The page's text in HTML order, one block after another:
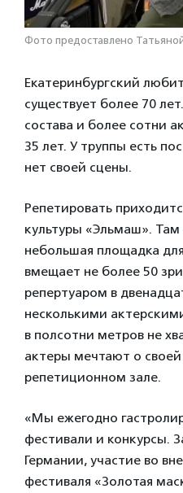
Фото предоставлено
Екатеринбургский
существует более 70
состава и более сотни
35 лет. У труппы есть
нет своей сцены.
Репетировать
культуры «Эльмаш».
небольшая площадка
вмещает не более 50
репертуаром в
несколькими
в полсотни метров не
актеры мечтают о
репетиционном зале.
«Мы ежегодно
фестивали и конкурсы.
Германии, участие во
фестиваля «Золотая